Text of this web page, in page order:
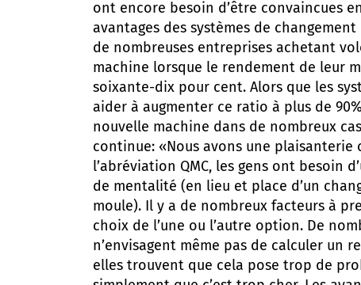
ont encore besoin d’être convaincues
avantages des systèmes de
de nombreuses entreprises achetant
machine lorsque le rendement de leur
soixante-dix pour cent. Alors que les
aider à augmenter ce ratio à plus de
nouvelle machine dans de nombreux
continue: «Nous avons une plaisanterie
l’abréviation QMC, les gens ont besoin
de mentalité (en lieu et place d’un
moule). Il y a de nombreux facteurs à
choix de l’une ou l’autre option. De
n’envisagent même pas de calculer un
elles trouvent que cela pose trop de